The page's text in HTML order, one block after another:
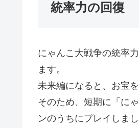
統率力の回復
にゃんこ大戦争の統率
ます。
未来編になると、お宝
そのため、短期に「に
ンのうちにプレイしまし